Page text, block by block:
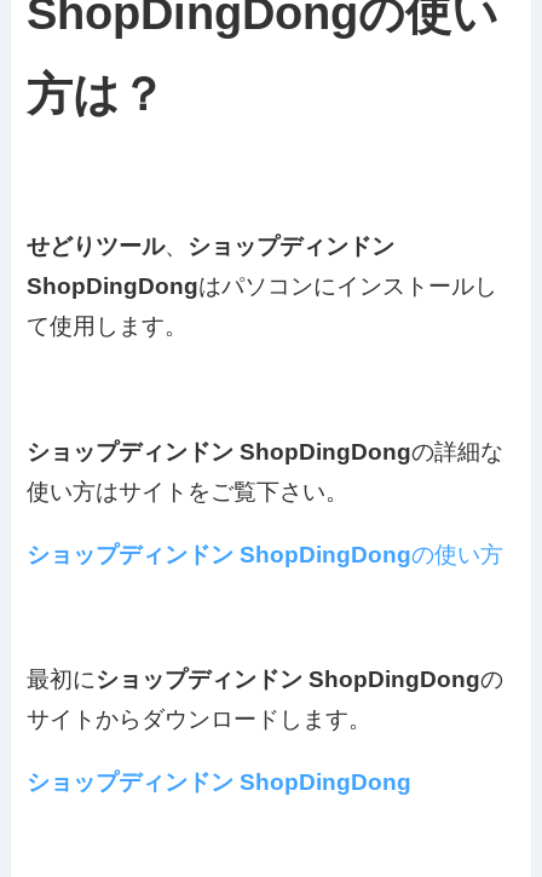
ShopDingDongの使い
方は？
せどりツール、 ショップディンドン
ShopDingDongはパソコンにインストールし
て使用します。
ショップディンドン ShopDingDongの詳細な
使い方はサイトをご覧下さい。
ショップディンドン ShopDingDongの使い方
最初にショップディンドン ShopDingDongの
サイトからダウンロードします。
ショップディンドン ShopDingDong